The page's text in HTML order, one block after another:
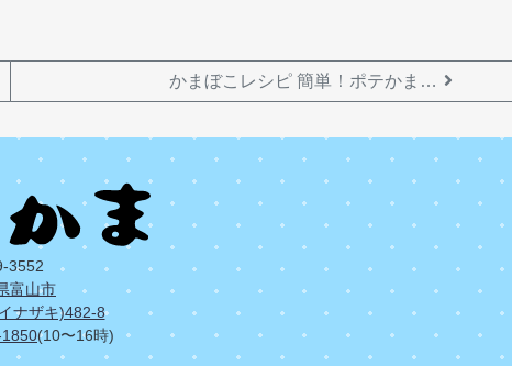
かまぼこレシピ 簡単！ポテかま…
3552
富山市
ナザキ)482-8
(10〜16時)